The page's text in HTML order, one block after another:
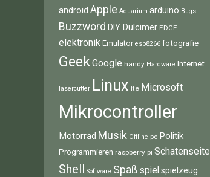
android Apple Aquarium arduino Bugs
Buzzword DIY Dulcimer EDGE
elektronik Emulator esp8266 fotografie
GeekGoogle handy Hardware Internet
lasercutter Linux lte Microsoft
Mikrocontroller
Motorrad Musik Offline pc Politik
Programmieren raspberry pi Schatenseite
Shell Software Spaß spiel spielzeug